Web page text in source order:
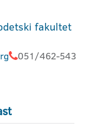
fakultet
051/462-543